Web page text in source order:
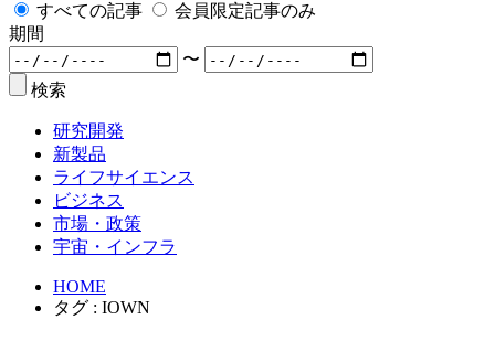
すべての記事
会員限定記事のみ
期間
〜
検索
研究開発
新製品
ライフサイエンス
ビジネス
市場・政策
宇宙・インフラ
HOME
タグ : IOWN